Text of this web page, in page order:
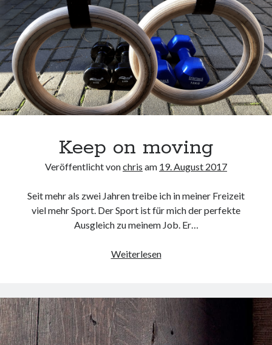
Keep on moving
Veröffentlicht vonchris am 19. August 2017
Seit mehr als zwei Jahren treibe ich in meiner Freizeit
viel mehr Sport. Der Sport ist für mich der perfekte
Ausgleich zu meinem Job. Er…
WeiterlesenKeep